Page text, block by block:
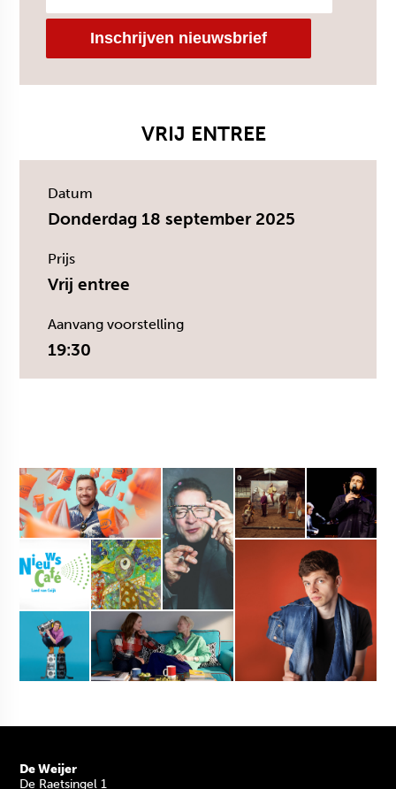
VRIJ ENTREE
Datum
Donderdag 18 september 2025
Prijs
Vrij entree
Aanvang voorstelling
19:30
De Weijer
De Raetsingel 1